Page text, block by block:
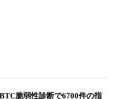
脆弱性診断で6700件の指